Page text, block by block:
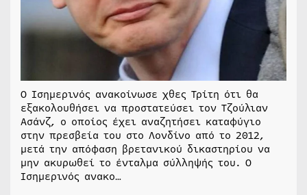
Ο Ισημερινός ανακοίνωσε χθες Τρίτη ότι θα
εξακολουθήσει να προστατεύσει τον Τζούλιαν
Ασάνζ, ο οποίος έχει αναζητήσει καταφύγιο
στην πρεσβεία του στο Λονδίνο από το 2012,
μετά την απόφαση βρετανικού δικαστηρίου να
μην ακυρωθεί το ένταλμα σύλληψής του. Ο
Ισημερινός ανακο…